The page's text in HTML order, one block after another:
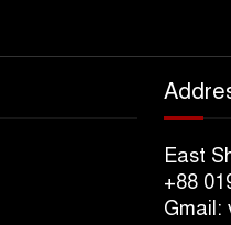
East
+88
Gmail: